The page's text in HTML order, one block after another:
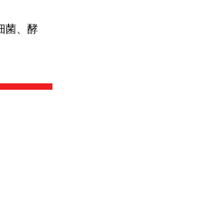
菌、酵